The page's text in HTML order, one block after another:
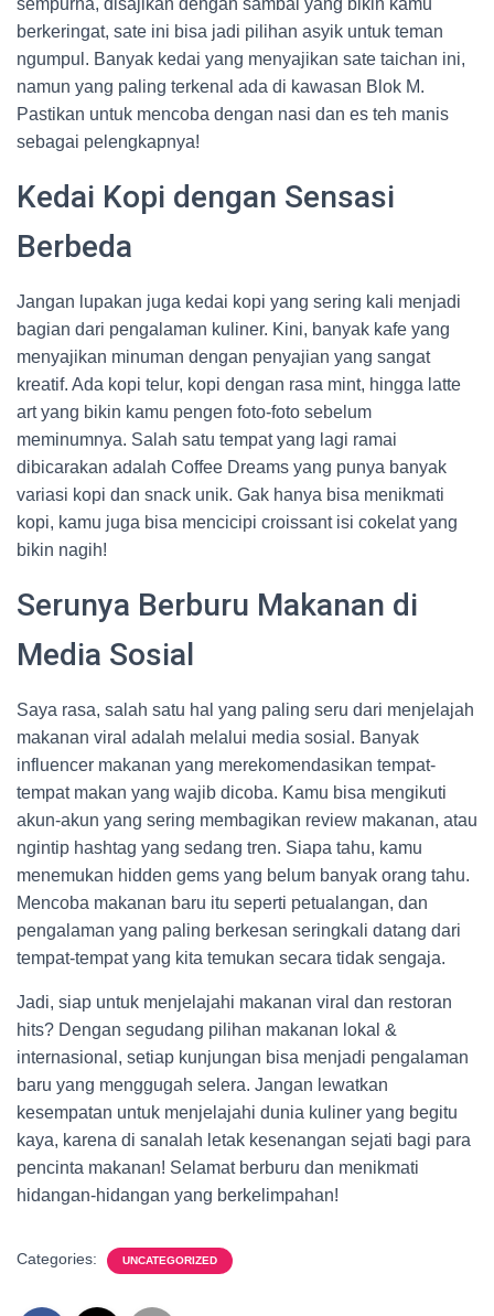
sempurna, disajikan dengan sambal yang bikin kamu
berkeringat, sate ini bisa jadi pilihan asyik untuk teman
ngumpul. Banyak kedai yang menyajikan sate taichan ini,
namun yang paling terkenal ada di kawasan Blok M.
Pastikan untuk mencoba dengan nasi dan es teh manis
sebagai pelengkapnya!
Kedai Kopi dengan Sensasi
Berbeda
Jangan lupakan juga kedai kopi yang sering kali menjadi
bagian dari pengalaman kuliner. Kini, banyak kafe yang
menyajikan minuman dengan penyajian yang sangat
kreatif. Ada kopi telur, kopi dengan rasa mint, hingga latte
art yang bikin kamu pengen foto-foto sebelum
meminumnya. Salah satu tempat yang lagi ramai
dibicarakan adalah Coffee Dreams yang punya banyak
variasi kopi dan snack unik. Gak hanya bisa menikmati
kopi, kamu juga bisa mencicipi croissant isi cokelat yang
bikin nagih!
Serunya Berburu Makanan di
Media Sosial
Saya rasa, salah satu hal yang paling seru dari menjelajah
makanan viral adalah melalui media sosial. Banyak
influencer makanan yang merekomendasikan tempat-
tempat makan yang wajib dicoba. Kamu bisa mengikuti
akun-akun yang sering membagikan review makanan, atau
ngintip hashtag yang sedang tren. Siapa tahu, kamu
menemukan hidden gems yang belum banyak orang tahu.
Mencoba makanan baru itu seperti petualangan, dan
pengalaman yang paling berkesan seringkali datang dari
tempat-tempat yang kita temukan secara tidak sengaja.
Jadi, siap untuk menjelajahi makanan viral dan restoran
hits? Dengan segudang pilihan makanan lokal &
internasional, setiap kunjungan bisa menjadi pengalaman
baru yang menggugah selera. Jangan lewatkan
kesempatan untuk menjelajahi dunia kuliner yang begitu
kaya, karena di sanalah letak kesenangan sejati bagi para
pencinta makanan! Selamat berburu dan menikmati
hidangan-hidangan yang berkelimpahan!
Categories: UNCATEGORIZED